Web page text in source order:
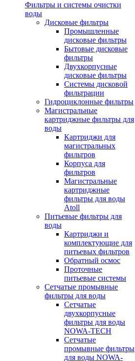
Фильтры и системы очистки
воды
Дисковые фильтры
Промышленные
дисковые фильтры
Бытовые дисковые
фильтры
Двухкорпусные
дисковые фильтры
Системы дисковой
фильтрации
Гидроциклонные фильтры
Магистральные
картриджные фильтры для
воды
Картриджи для
магистральных
фильтров
Корпуса для
фильтров
Магистральные
картриджные
фильтры для воды
Atoll
Питьевые фильтры для
воды
Картриджи и
комплектующие для
питьевых фильтров
Обратный осмос
Проточные
питьевые системы
Сетчатые промывные
фильтры для воды
Сетчатые
двухкорпусные
фильтры для воды
NOWA-TECH
Сетчатые
промывные фильтры
для воды NOWA-